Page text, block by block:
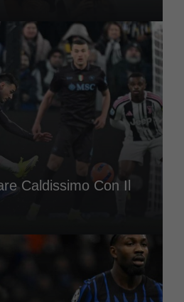
Caldissimo Con Il